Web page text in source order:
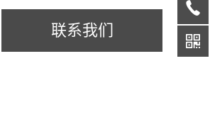
联系我们